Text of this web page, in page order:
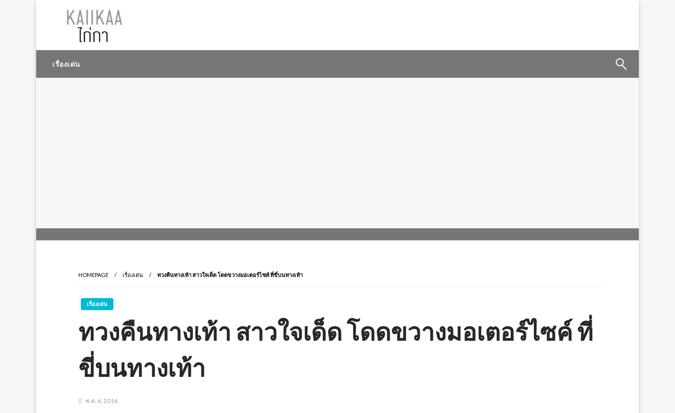
เรื่องเด่น
HOMEPAGE เรื่องเด่น ทวงคืนทางเท้า สาวใจเด็ด โดดขวางมอเตอร์ไซค์ ที่ขี่บนทางเท้า
เรื่องเด่น
ทวงคืนทางเท้า สาวใจเด็ด โดดขวางมอเตอร์ไซค์ ที่
ขี่บนทางเท้า
พ.ค. 6, 2016